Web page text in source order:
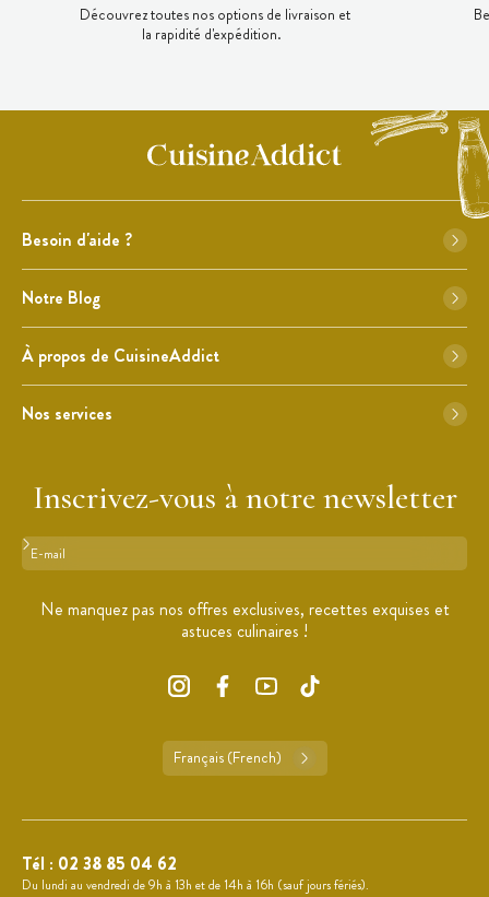
Découvrez toutes nos options de livraison et
la rapidité d'expédition.
Besoin d'aide ?
Notre Blog
À propos de CuisineAddict
Nos services
Inscrivez-vous à notre newsletter
Format : adresse@email.com
Ne manquez pas nos offres exclusives, recettes exquises et
astuces culinaires !
Français (French)
Tél : 02 38 85 04 62
Du lundi au vendredi de 9h à 13h et de 14h à 16h (sauf jours fériés).